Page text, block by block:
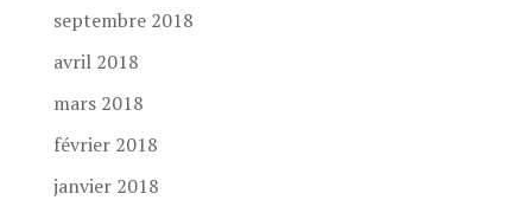
septembre 2018
avril 2018
mars 2018
février 2018
janvier 2018